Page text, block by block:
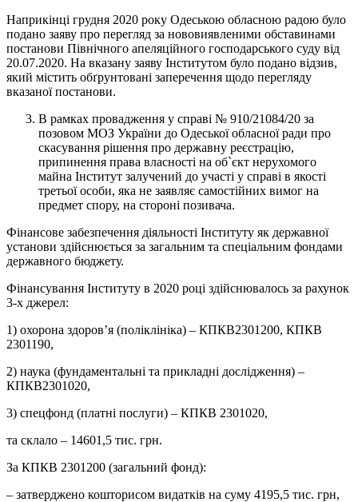
Наприкінці грудня 2020 року Одеською обласною радою було
подано заяву про перегляд за нововиявленими обставинами
постанови Північного апеляційного господарського суду від
20.07.2020. На вказану заяву Інститутом було подано відзив,
який містить обґрунтовані заперечення щодо перегляду
вказаної постанови.
В рамках провадження у справі № 910/21084/20 за
позовом МОЗ України до Одеської обласної ради про
скасування рішення про державну реєстрацію,
припинення права власності на об`єкт нерухомого
майна Інститут залучений до участі у справі в якості
третьої особи, яка не заявляє самостійних вимог на
предмет спору, на стороні позивача.
Фінансове забезпечення діяльності Інституту як державної
установи здійснюється за загальним та спеціальним фондами
державного бюджету.
Фінансування Інституту в 2020 році здійснювалось за рахунок
3-х джерел:
1) охорона здоров’я (поліклініка) – КПКВ2301200, КПКВ
2301190,
2) наука (фундаментальні та прикладні дослідження) –
КПКВ2301020,
3) спецфонд (платні послуги) – КПКВ 2301020,
та склало – 14601,5 тис. грн.
За КПКВ 2301200 (загальний фонд):
– затверджено кошторисом видатків на суму 4195,5 тис. грн,